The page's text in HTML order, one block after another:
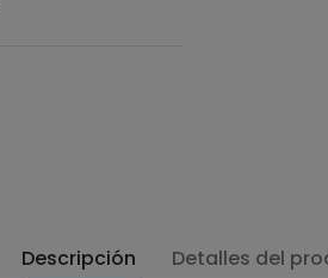
Descripción Detalles del